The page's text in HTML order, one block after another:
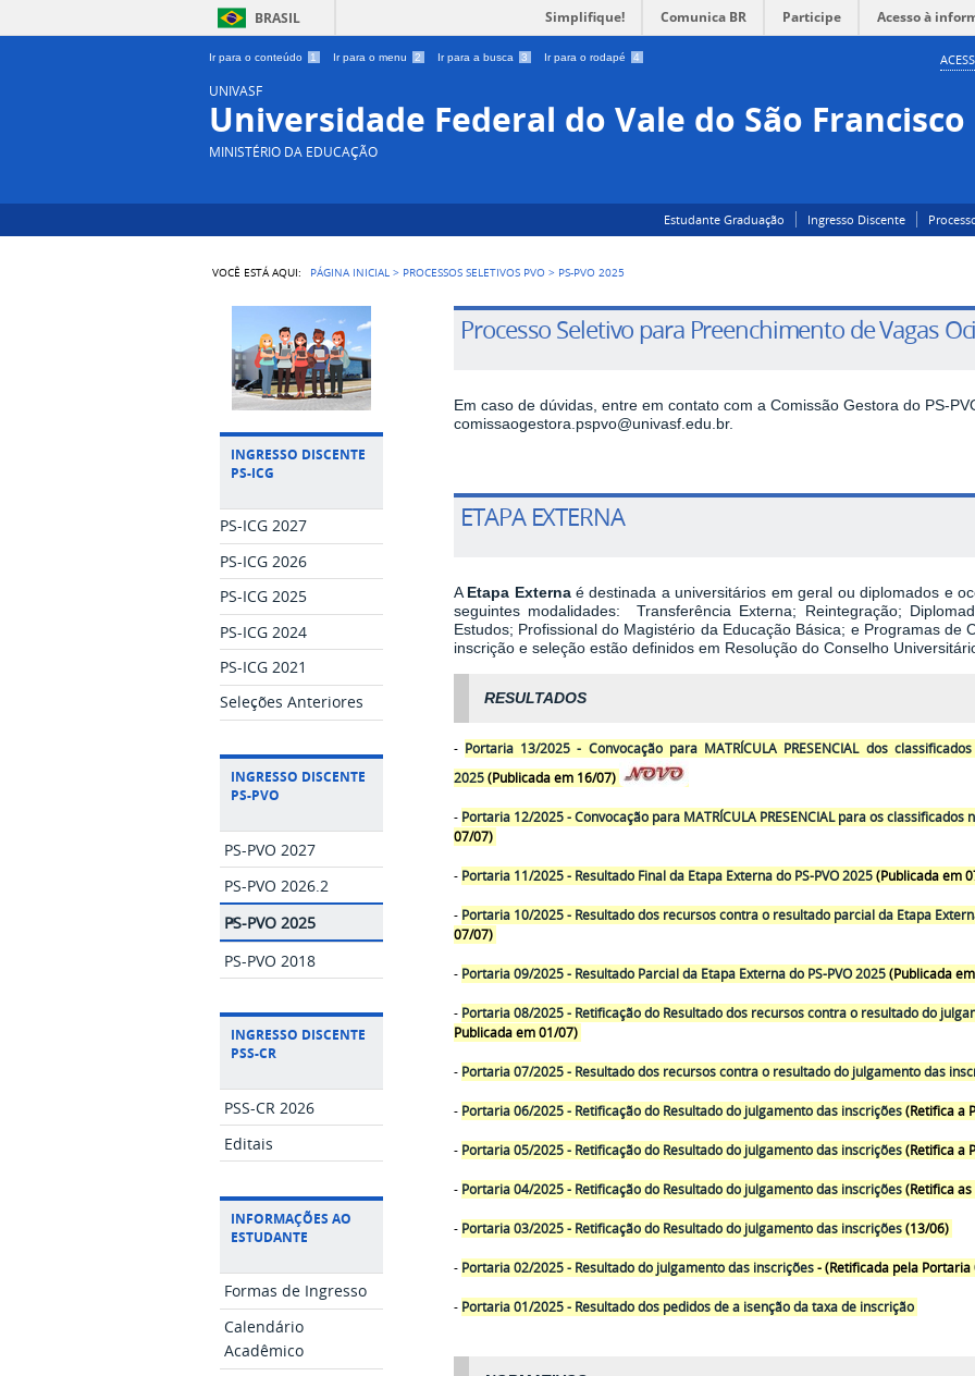
BRASIL Simplifique! Comunica BR Participe Acesso à
Ir para o conteúdo 1 Ir para o menu 2 Ir para a busca 3 Ir para o rodapé 4
UNIVASF
Universidade Federal do Vale do São Francisco
MINISTÉRIO DA EDUCAÇÃO
Estudante Graduação Ingresso Discente
VOCÊ ESTÁ AQUI: PÁGINA INICIAL > PROCESSOS SELETIVOS PVO > PS-PVO 2025
INGRESSO DISCENTE
PS-ICG
PS-ICG 2027
PS-ICG 2026
PS-ICG 2025
PS-ICG 2024
PS-ICG 2021
Seleções Anteriores
INGRESSO DISCENTE
PS-PVO
PS-PVO 2027
PS-PVO 2026.2
PS-PVO 2025
PS-PVO 2018
INGRESSO DISCENTE
PSS-CR
PSS-CR 2026
Editais
INFORMAÇÕES AO
ESTUDANTE
Formas de Ingresso
Calendário
Acadêmico
Processo Seletivo para Preenchimento de Vagas
Em caso de dúvidas, entre em contato com a Comissão Gestora do PS-
comissaogestora.pspvo@univasf.edu.br.
ETAPA EXTERNA
AEtapa Externaé destinada a universitários em geral ou diplomados e
seguintes modalidades: Transferência Externa; Reintegração;
Estudos; Profissional do Magistério da Educação Básica; e Programas de
inscrição e seleção estão definidos em Resolução do Conselho
RESULTADOS
- Portaria 13/2025 - Convocação para MATRÍCULA PRESENCIAL dos
2025(Publicada em 16/07)
- Portaria 12/2025 - Convocação para MATRÍCULA PRESENCIAL para os classificados
07/07)
- Portaria 11/2025 - Resultado Final da Etapa Externa do PS-PVO 2025(Publicada em
- Portaria 10/2025 - Resultado dos recursos contra o resultado parcial da Etapa
07/07)
- Portaria 09/2025 - Resultado Parcial da Etapa Externa do PS-PVO 2025(Publicada
- Portaria 08/2025 - Retificação do Resultado dos recursos contra o resultado do
Publicada em 01/07)
- Portaria 07/2025 - Resultado dos recursos contra o resultado do julgamento das
- Portaria 06/2025 - Retificação do Resultado do julgamento das inscrições(Retifica a
- Portaria 05/2025 - Retificação do Resultado do julgamento das inscrições(Retifica a
- Portaria 04/2025 - Retificação do Resultado do julgamento das inscrições(Retifica as
- Portaria 03/2025 - Retificação do Resultado do julgamento das inscrições(13/06)
- Portaria 02/2025 - Resultado do julgamento das inscrições- (Retificada pela Portaria
- Portaria 01/2025 - Resultado dos pedidos de a isenção da taxa de inscrição